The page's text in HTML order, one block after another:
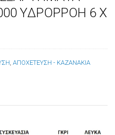
ΥΔΡΟΡΡΟΗ 6 Χ
ΑΠΟΧΕΤΕΥΣΗ - ΚΑΖΑΝΑΚΙΑ